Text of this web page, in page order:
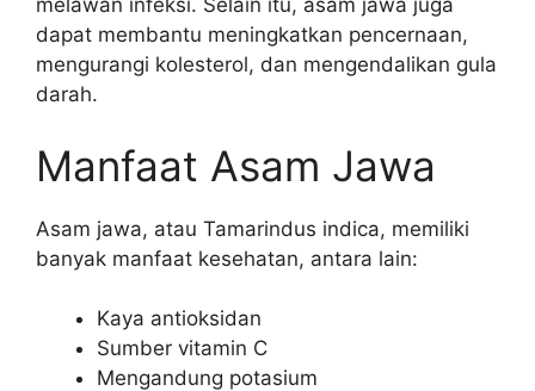
melawan infeksi. Selain itu, asam jawa juga
dapat membantu meningkatkan pencernaan,
mengurangi kolesterol, dan mengendalikan gula
darah.
Manfaat Asam Jawa
Asam jawa, atau Tamarindus indica, memiliki
banyak manfaat kesehatan, antara lain:
Kaya antioksidan
Sumber vitamin C
Mengandung potasium